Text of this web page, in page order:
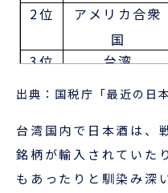
2位
アメリカ合衆
国
3位 台湾
4位
大韓民国
5位
オランダ
6位
香港
7位
シンガポール
出典：国税庁「最近の日
台湾国内で日本酒は、
銘柄が輸入されていた
もあったりと馴染み深